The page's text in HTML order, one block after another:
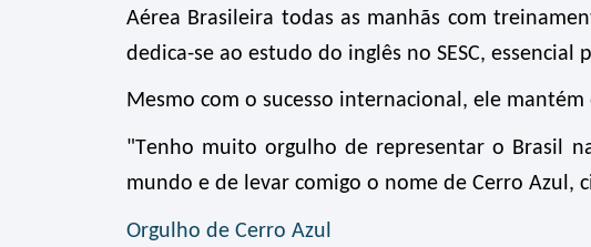
Aérea Brasileira todas as manhãs com
dedica-se ao estudo do inglês no SESC,
Mesmo com o sucesso internacional, ele mantém
"Tenho muito orgulho de representar o Brasil
mundo e de levar comigo o nome de Cerro
Orgulho de Cerro Azul